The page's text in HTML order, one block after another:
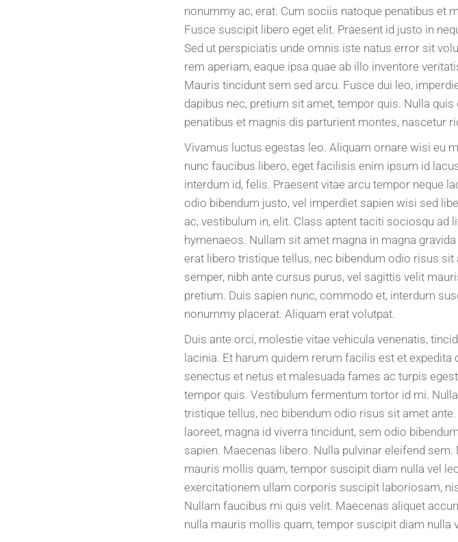
nonummy ac, erat. Cum sociis natoque penatibus et
Fusce suscipit libero eget elit. Praesent id justo in
Sed ut perspiciatis unde omnis iste natus error sit
rem aperiam, eaque ipsa quae ab illo inventore
Mauris tincidunt sem sed arcu. Fusce dui leo,
dapibus nec, pretium sit amet, tempor quis. Nulla
penatibus et magnis dis parturient montes, nascetur
Vivamus luctus egestas leo. Aliquam ornare wisi eu
nunc faucibus libero, eget facilisis enim ipsum id
interdum id, felis. Praesent vitae arcu tempor neque
odio bibendum justo, vel imperdiet sapien wisi sed
ac, vestibulum in, elit. Class aptent taciti sociosqu
hymenaeos. Nullam sit amet magna in magna
erat libero tristique tellus, nec bibendum odio risus
semper, nibh ante cursus purus, vel sagittis velit
pretium. Duis sapien nunc, commodo et, interdum
nonummy placerat. Aliquam erat volutpat.
Duis ante orci, molestie vitae vehicula venenatis,
lacinia. Et harum quidem rerum facilis est et
senectus et netus et malesuada fames ac turpis
tempor quis. Vestibulum fermentum tortor id mi.
tristique tellus, nec bibendum odio risus sit amet
laoreet, magna id viverra tincidunt, sem odio
sapien. Maecenas libero. Nulla pulvinar eleifend
mauris mollis quam, tempor suscipit diam nulla vel
exercitationem ullam corporis suscipit laboriosam,
Nullam faucibus mi quis velit. Maecenas aliquet
nulla mauris mollis quam, tempor suscipit diam nulla